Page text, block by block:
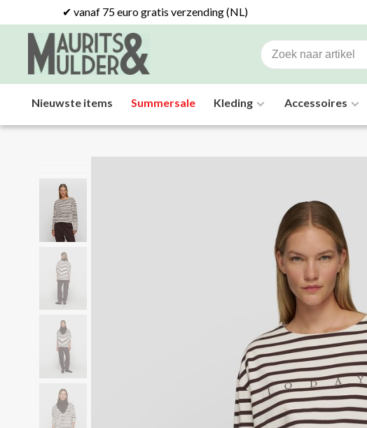
✔ vanaf 75 euro gratis verzending (NL)
Nieuwste items Summersale Kleding Accessoires